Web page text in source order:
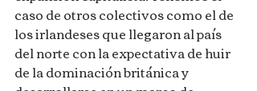
caso de otros colectivos como el de
los irlandeses que llegaron al país
del norte con la expectativa de huir
de la dominación británica y